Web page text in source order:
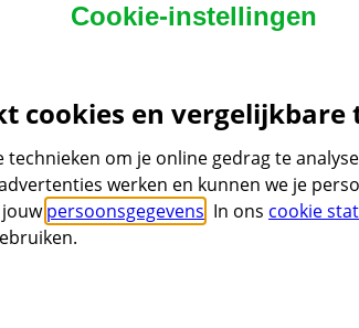
Cookie-instellingen
cookies en vergelijkbare
om je online gedrag te
werken en kunnen we je
persoonsgegevens . In ons cookie